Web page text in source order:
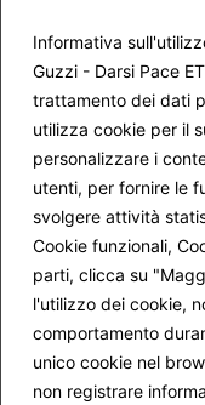
Informativa
Guzzi - Darsi Pace
trattamento dei dati
utilizza cookie per il
personalizzare i
utenti, per fornire le
svolgere attività
Cookie funzionali,
parti, clicca su
l'utilizzo dei cookie,
comportamento
unico cookie nel
non registrare
Mappa del sito
Progetti Darsi Pace
Login redattori